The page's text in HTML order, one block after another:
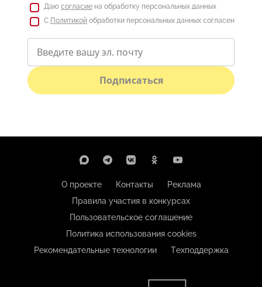
Даю согласие на обработку персональных данных
С Политикой обработки персональных данных согласен
Подписаться
О проекте Контакты
Реклама
Правила участия в конкурсах
Пользовательское соглашение
Политика использования cookies
Рекомендательные технологии
Техподдержка